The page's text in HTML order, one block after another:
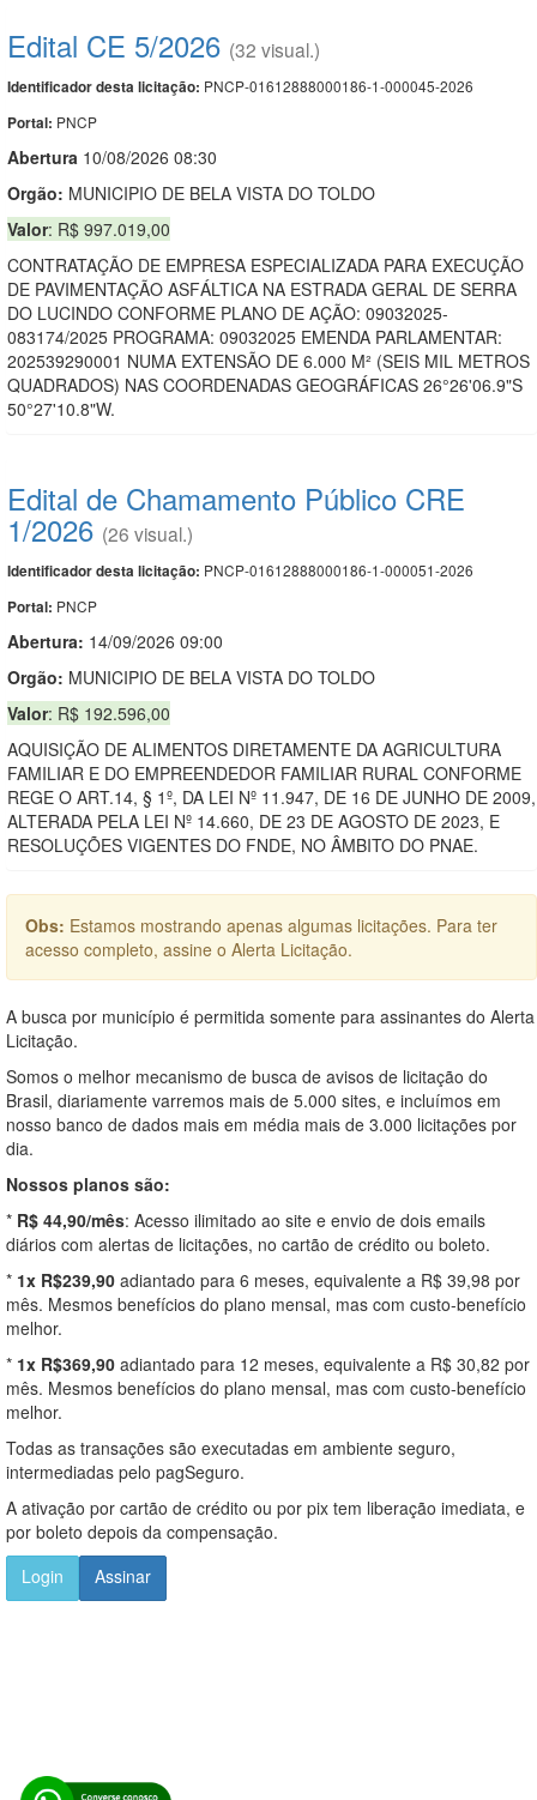
Edital CE 5/2026 (32 visual.)
Identificador desta licitação: PNCP-01612888000186-1-000045-2026
Portal: PNCP
Abertura 10/08/2026 08:30
Orgão: MUNICIPIO DE BELA VISTA DO TOLDO
Valor: R$ 997.019,00
CONTRATAÇÃO DE EMPRESA ESPECIALIZADA PARA EXECUÇÃO
DE PAVIMENTAÇÃO ASFÁLTICA NA ESTRADA GERAL DE SERRA
DO LUCINDO CONFORME PLANO DE AÇÃO: 09032025-
083174/2025 PROGRAMA: 09032025 EMENDA PARLAMENTAR:
202539290001 NUMA EXTENSÃO DE 6.000 M² (SEIS MIL METROS
QUADRADOS) NAS COORDENADAS GEOGRÁFICAS 26°26'06.9"S
50°27'10.8"W.
Edital de Chamamento Público CRE
1/2026 (26 visual.)
Identificador desta licitação: PNCP-01612888000186-1-000051-2026
Portal: PNCP
Abertura: 14/09/2026 09:00
Orgão: MUNICIPIO DE BELA VISTA DO TOLDO
Valor: R$ 192.596,00
AQUISIÇÃO DE ALIMENTOS DIRETAMENTE DA AGRICULTURA
FAMILIAR E DO EMPREENDEDOR FAMILIAR RURAL CONFORME
REGE O ART.14, § 1º, DA LEI Nº 11.947, DE 16 DE JUNHO DE 2009,
ALTERADA PELA LEI Nº 14.660, DE 23 DE AGOSTO DE 2023, E
RESOLUÇÕES VIGENTES DO FNDE, NO ÂMBITO DO PNAE.
Obs: Estamos mostrando apenas algumas licitações. Para ter
acesso completo, assine o Alerta Licitação.
A busca por município é permitida somente para assinantes do Alerta
Licitação.
Somos o melhor mecanismo de busca de avisos de licitação do
Brasil, diariamente varremos mais de 5.000 sites, e incluímos em
nosso banco de dados mais em média mais de 3.000 licitações por
dia.
Nossos planos são:
* R$ 44,90/mês: Acesso ilimitado ao site e envio de dois emails
diários com alertas de licitações, no cartão de crédito ou boleto.
* 1x R$239,90 adiantado para 6 meses, equivalente a R$ 39,98 por
mês. Mesmos benefícios do plano mensal, mas com custo-benefício
melhor.
* 1x R$369,90 adiantado para 12 meses, equivalente a R$ 30,82 por
mês. Mesmos benefícios do plano mensal, mas com custo-benefício
melhor.
Todas as transações são executadas em ambiente seguro,
intermediadas pelo pagSeguro.
A ativação por cartão de crédito ou por pix tem liberação imediata, e
por boleto depois da compensação.
Login
Assinar